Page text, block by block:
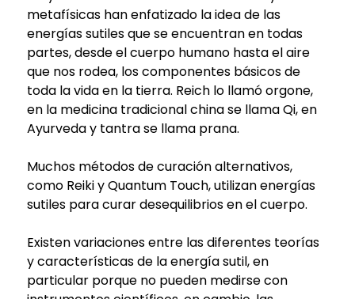
metafísicas han enfatizado la idea de las
energías sutiles que se encuentran en todas
partes, desde el cuerpo humano hasta el aire
que nos rodea, los componentes básicos de
toda la vida en la tierra. Reich lo llamó orgone,
en la medicina tradicional china se llama Qi, en
Ayurveda y tantra se llama prana.
Muchos métodos de curación alternativos,
como Reiki y Quantum Touch, utilizan energías
sutiles para curar desequilibrios en el cuerpo.
Existen variaciones entre las diferentes teorías
y características de la energía sutil, en
particular porque no pueden medirse con